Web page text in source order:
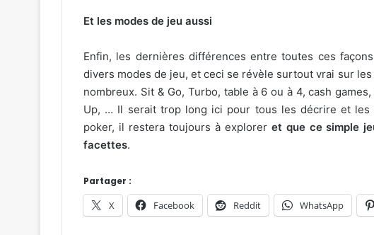
Et les modes de jeu aussi
Enfin, les dernières différences entre toutes ces
divers modes de jeu, et ceci se révèle surtout vrai sur
nombreux. Sit & Go, Turbo, table à 6 ou à 4, cash
Up, … Il serait trop long ici pour tous les décrire et les
poker, il restera toujours à explorer et que ce simple
facettes.
Partager :
X Facebook Reddit WhatsApp